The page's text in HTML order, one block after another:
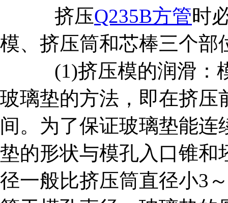
挤压Q235B方管时
模、挤压筒和芯棒三个部
(1)挤压模的润滑：
玻璃垫的方法，即在挤压
间。为了保证玻璃垫能
垫的形状与模孔入口锥和
径一般比挤压筒直径小3